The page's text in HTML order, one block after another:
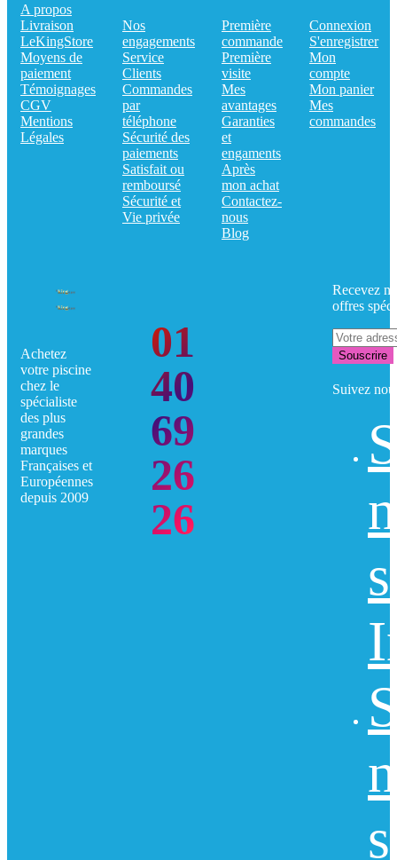
A propos
Livraison
LeKingStore
Moyens de
paiement
Témoignages
CGV
Mentions
Légales
Nos
engagements
Service
Clients
Commandes
par
téléphone
Sécurité des
paiements
Satisfait ou
remboursé
Sécurité et
Vie privée
Première
commande
Première
visite
Mes
avantages
Garanties
et
engaments
Après
mon achat
Contactez-
nous
Blog
Connexion
S'enregistrer
Mon
compte
Mon panier
Mes
commandes
Achetez
votre piscine
chez le
spécialiste
des plus
grandes
marques
Françaises et
Européennes
depuis 2009
01
40
69
26
26
Recevez
offres
Souscrire
Suivez